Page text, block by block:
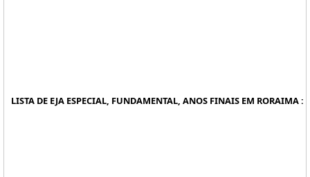
LISTA DE EJA ESPECIAL, FUNDAMENTAL, ANOS FINAIS EM RORAIMA :